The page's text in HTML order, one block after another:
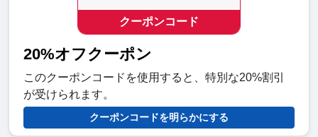
クーポンコード
20%オフクーポン
このクーポンコードを使用すると、特別な20%割引
が受けられます。
クーポンコードを明らかにする